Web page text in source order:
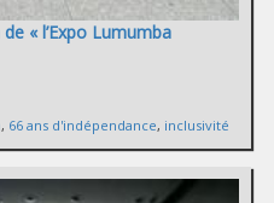
« l’Expo Lumumba
, 66 ans d'indépendance, inclusivité